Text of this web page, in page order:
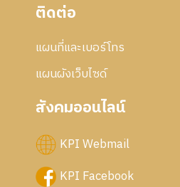
ติดต่อ
แผนที่และเบอร์โทร
แผนผังเว็บไซด์
สังคมออนไลน์
KPI Webmail
KPI Facebook